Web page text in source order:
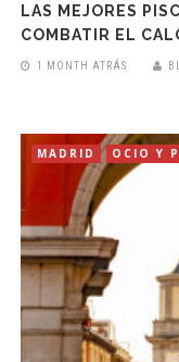
LAS MEJORES
COMBATIR EL
1 MONTH ATRÁS
MADRID OCIO Y